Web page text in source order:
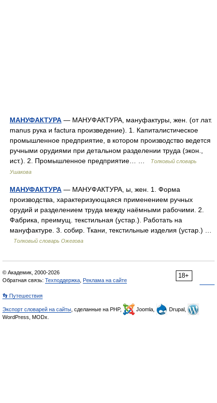
МАНУФАКТУРА — МАНУФАКТУРА, мануфактуры, жен. (от лат.
manus рука и factura произведение). 1. Капиталистическое
промышленное предприятие, в котором производство ведется
ручными орудиями при детальном разделении труда (экон.,
ист.). 2. Промышленное предприятие… …
Толковый словарь
Ушакова
МАНУФАКТУРА — МАНУФАКТУРА, ы, жен. 1. Форма
производства, характеризующаяся применением ручных
орудий и разделением труда между наёмными рабочими. 2.
Фабрика, преимущ. текстильная (устар.). Работать на
мануфактуре. 3. собир. Ткани, текстильные изделия (устар.) …
Толковый словарь Ожегова
18+
© Академик, 2000-2026
Обратная связь: Техподдержка Реклама на сайте
👣 Путешествия
Экспорт словарей на сайты , сделанные на PHP, Joomla,
Drupal,
WordPress, MODx.